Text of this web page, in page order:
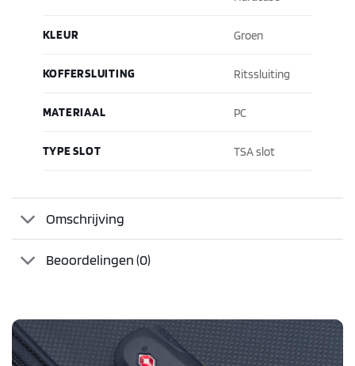
KLEUR Groen
KOFFERSLUITING Ritssluiting
MATERIAAL PC
TYPE SLOT TSA slot
Omschrijving
Beoordelingen (0)